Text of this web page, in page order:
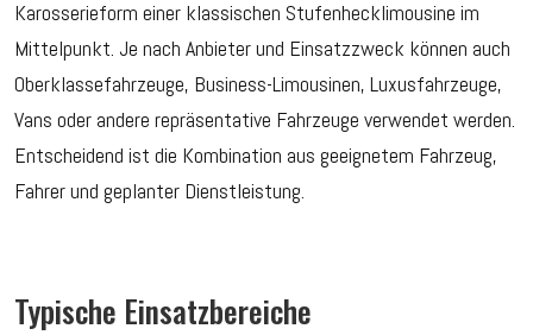
Karosserieform einer klassischen Stufenhecklimousine im
Mittelpunkt. Je nach Anbieter und Einsatzzweck können auch
Oberklassefahrzeuge, Business-Limousinen, Luxusfahrzeuge,
Vans oder andere repräsentative Fahrzeuge verwendet werden.
Entscheidend ist die Kombination aus geeignetem Fahrzeug,
Fahrer und geplanter Dienstleistung.
Typische Einsatzbereiche